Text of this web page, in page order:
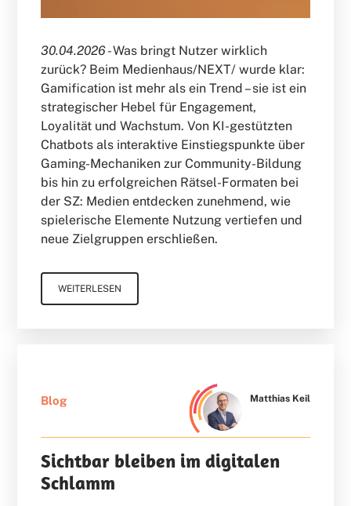
30.04.2026 -Was bringt Nutzer wirklich
zurück? Beim Medienhaus/NEXT/ wurde klar:
Gamification ist mehr als ein Trend – sie ist ein
strategischer Hebel für Engagement,
Loyalität und Wachstum. Von KI-gestützten
Chatbots als interaktive Einstiegspunkte über
Gaming-Mechaniken zur Community-Bildung
bis hin zu erfolgreichen Rätsel-Formaten bei
der SZ: Medien entdecken zunehmend, wie
spielerische Elemente Nutzung vertiefen und
neue Zielgruppen erschließen.
WEITERLESEN
Blog Matthias Keil
Sichtbar bleiben im digitalen
Schlamm